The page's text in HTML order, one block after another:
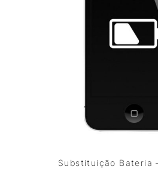
Substituição Bateria